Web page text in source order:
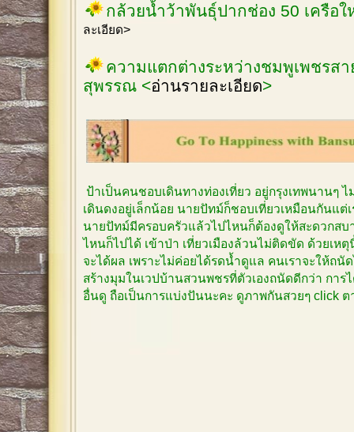
กล้วยน้ำว้าพันธุ์ปากช่อง 50 เครือ
ละเอียด>
ความแตกต่างระหว่างชมพูเพชรส
สุพรรณ <อ่านรายละเอียด>
ป้าเป็นคนชอบเดินทางท่องเที่ยว อยู่กรุงเทพนานๆ
เดินดงอยู่เล็กน้อย นายปัทม์ก็ชอบเที่ยวเหมือนกันแต่
นายปัทม์มีครอบครัวแล้วไปไหนก็ต้องดูให้สะดวกส
ไหนก็ไปได้ เข้าป่า เที่ยวเมืองล้วนไม่ติดขัด ด้วยเห
จะได้ผล เพราะไม่ค่อยได้รดน้ำดูแล คนเราจะให้ถนั
สร้างมุมในเวปบ้านสวนพชรที่ตัวเองถนัดดีกว่า การ
อื่นดู ถือเป็นการแบ่งปันนะคะ ดูภาพกันสวยๆ click ต